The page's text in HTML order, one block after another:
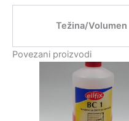
Težina/Volumen
Povezani proizvodi